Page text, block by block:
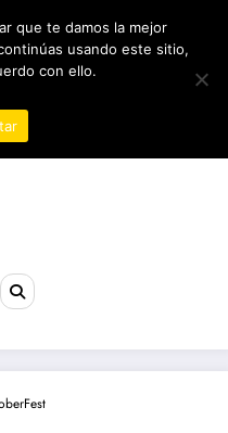
6:25:33 AM
que te damos la mejor
usando este sitio,
con ello.